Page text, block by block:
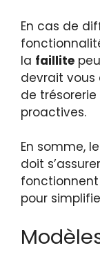
En cas de
la faillite
devrait vous
de
proactives.
En somme,
doit
pour